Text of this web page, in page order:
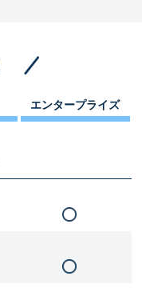
エンタープライズ